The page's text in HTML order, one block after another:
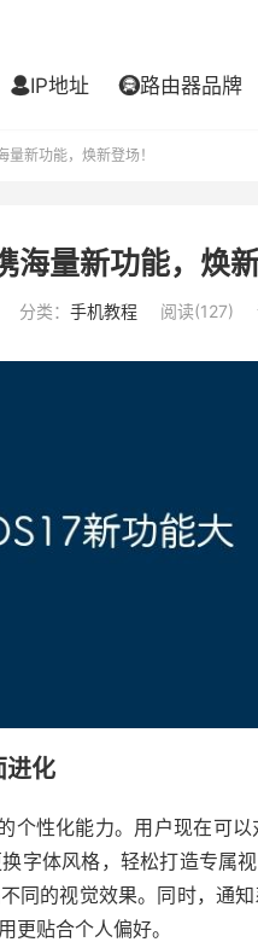
IP地址 路由器品牌
量新功能，焕新登场！
海量新功能，焕新
分类： 手机教程 阅读(127)
进化
个性化能力。用户现在可
字体风格，轻松打造专属
同的视觉效果。同时，通
更贴合个人偏好。